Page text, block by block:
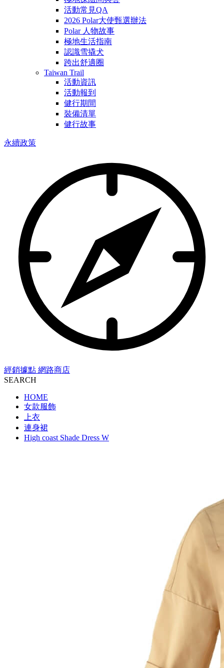
活動常見QA
2026 Polar大使甄選辦法
Polar 人物故事
極地生活指南
認識雪撬犬
跨出舒適圈
Taiwan Trail
活動資訊
活動報到
健行期間
裝備清單
健行故事
永續政策
經銷據點 網路商店
SEARCH
HOME
女款服飾
上衣
連身裙
High coast Shade Dress W